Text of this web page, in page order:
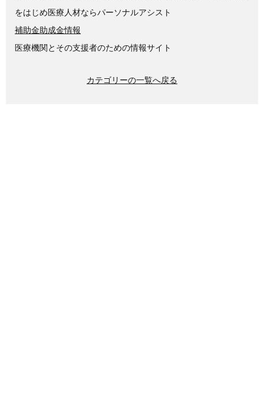
をはじめ医療人材ならパーソナルアシスト
補助金助成金情報
医療機関とその支援者のための情報サイト
カテゴリーの一覧へ戻る